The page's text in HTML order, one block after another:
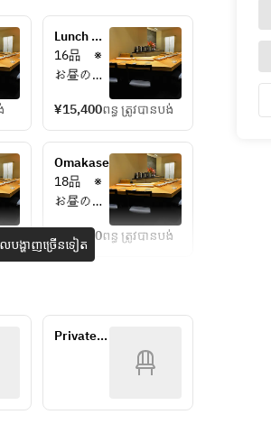
Lunch
Course
16品　※
お昼のコ
(くりや川
二番手)
鮨　日進
月歩の店
長がにぎ
ご期待く
ださい。
¥15,400ពន្ធ ត្រូវបានបង់
Omakase
18品　※
お昼のコ
(くりや川
二番手)
長がにぎ
ります。
¥30,580ពន្ធ ត្រូវបានបង់
បង្ហាញច្រើនទៀត
Private